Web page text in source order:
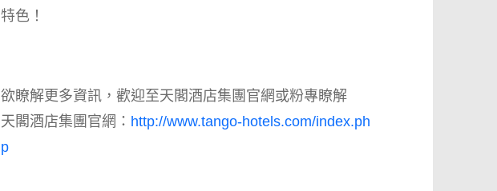
特色！
欲瞭解更多資訊，歡迎至天閣酒店集團官網或粉專瞭解
天閣酒店集團官網： http://www.tango-hotels.com/index.ph
p